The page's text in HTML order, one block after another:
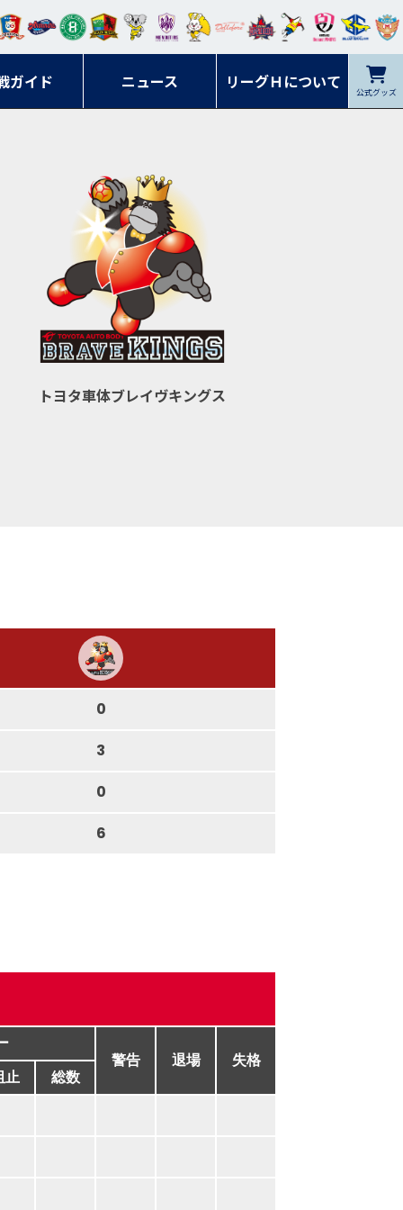
ガイド ニュース リーグＨについて 公式グッズ
ルネ コラ
ンマ
ーレ
ービ
ー石
ック 名古
オレ
ット
ツ
フォ
ーレ
岡山
イプ
ルレ
ッズ
シラ トピ
ンデ
ィー
クヤ
鹿児
島
トヨタ車体ブレイヴキングス
0
3
0
6
警告
退場
失格
止
総数